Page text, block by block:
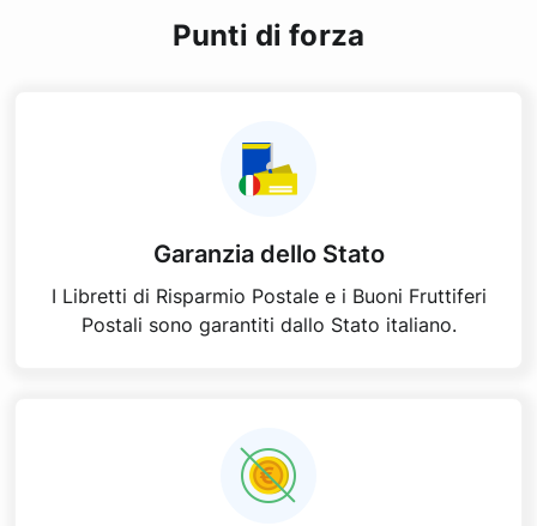
Punti di forza
Garanzia dello Stato
I Libretti di Risparmio Postale e i Buoni Fruttiferi
Postali sono garantiti dallo Stato italiano.